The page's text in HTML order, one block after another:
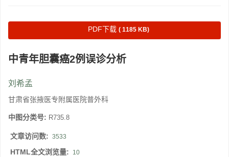
PDF下载 ( 1185 KB)
中青年胆囊癌2例误诊分析
刘希孟
甘肃省张掖医专附属医院普外科
中图分类号: R735.8
文章访问数: 3533
HTML全文浏览量: 10